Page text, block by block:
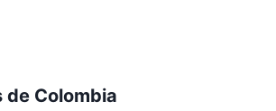
de Colombia